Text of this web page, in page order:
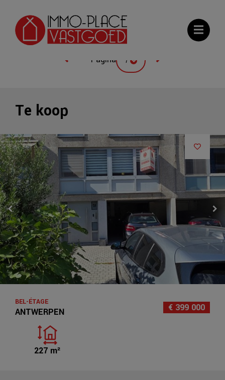
Galerij Kaart Meest recente
Pagina 7
Te koop
€ 399 000
ANTWERPEN
BEL-ÉTAGE
227 m²